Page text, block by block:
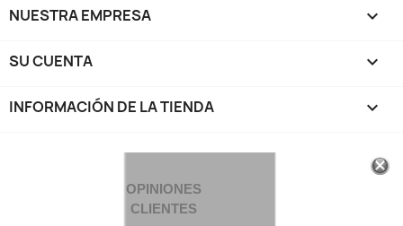
NUESTRA EMPRESA 
SU CUENTA 
INFORMACIÓN DE LA TIENDA keyboard_arrow_down
OPINIONES
CLIENTES